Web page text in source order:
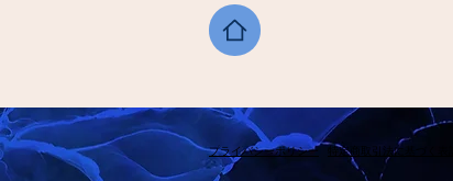
​プライバシーポリシー ​特定商取引法に基づく表記